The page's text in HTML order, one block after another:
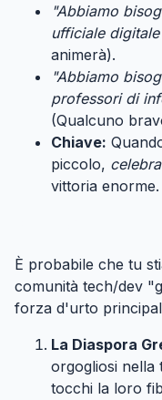
"Abbiamo
ufficiale
animerà).
"Abbiamo
professori di
(Qualcuno
Chiave:
piccolo,
vittoria
È probabile che tu
comunità tech/dev
forza d'urto
La Diaspora
orgogliosi nella
tocchi la loro